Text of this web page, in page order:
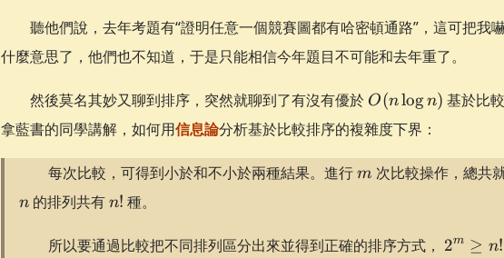
聽他們說，去年考題有“證明任意一個競賽圖都有哈密頓通路”，這可把我
什麼意思了，他們也不知道，于是只能相信今年題目不可能和去年重了。
然後莫名其妙又聊到排序，突然就聊到了有沒有優於 O(n\log
O(nlogn) 基於比
拿藍書的同學講解，如何用信息論分析基於比較排序的複雜度下界：
每次比較，可得到小於和不小於兩種結果。進行m
m 次比較操作，總共
n 的排列共有n!
n! 種。
所以要通過比較把不同排列區分出來並得到正確的排序方式， 2^m
2m ≥ n!